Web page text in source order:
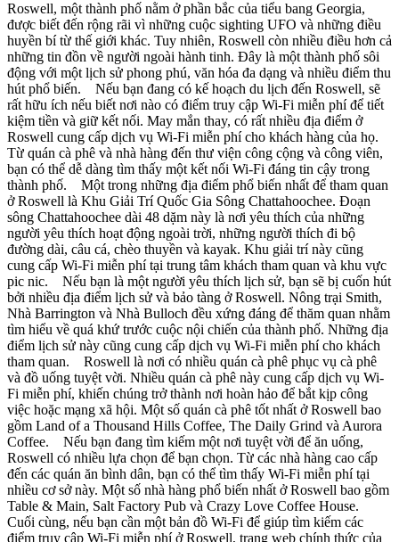
Roswell, một thành phố nằm ở phần bắc của tiểu bang Georgia,
được biết đến rộng rãi vì những cuộc sighting UFO và những điều
huyền bí từ thế giới khác. Tuy nhiên, Roswell còn nhiều điều hơn cả
những tin đồn về người ngoài hành tinh. Đây là một thành phố sôi
động với một lịch sử phong phú, văn hóa đa dạng và nhiều điểm thu
hút phổ biến. Nếu bạn đang có kế hoạch du lịch đến Roswell, sẽ
rất hữu ích nếu biết nơi nào có điểm truy cập Wi-Fi miễn phí để tiết
kiệm tiền và giữ kết nối. May mắn thay, có rất nhiều địa điểm ở
Roswell cung cấp dịch vụ Wi-Fi miễn phí cho khách hàng của họ.
Từ quán cà phê và nhà hàng đến thư viện công cộng và công viên,
bạn có thể dễ dàng tìm thấy một kết nối Wi-Fi đáng tin cậy trong
thành phố. Một trong những địa điểm phổ biến nhất để tham quan
ở Roswell là Khu Giải Trí Quốc Gia Sông Chattahoochee. Đoạn
sông Chattahoochee dài 48 dặm này là nơi yêu thích của những
người yêu thích hoạt động ngoài trời, những người thích đi bộ
đường dài, câu cá, chèo thuyền và kayak. Khu giải trí này cũng
cung cấp Wi-Fi miễn phí tại trung tâm khách tham quan và khu vực
pic nic. Nếu bạn là một người yêu thích lịch sử, bạn sẽ bị cuốn hút
bởi nhiều địa điểm lịch sử và bảo tàng ở Roswell. Nông trại Smith,
Nhà Barrington và Nhà Bulloch đều xứng đáng để thăm quan nhằm
tìm hiểu về quá khứ trước cuộc nội chiến của thành phố. Những địa
điểm lịch sử này cũng cung cấp dịch vụ Wi-Fi miễn phí cho khách
tham quan. Roswell là nơi có nhiều quán cà phê phục vụ cà phê
và đồ uống tuyệt vời. Nhiều quán cà phê này cung cấp dịch vụ Wi-
Fi miễn phí, khiến chúng trở thành nơi hoàn hảo để bắt kịp công
việc hoặc mạng xã hội. Một số quán cà phê tốt nhất ở Roswell bao
gồm Land of a Thousand Hills Coffee, The Daily Grind và Aurora
Coffee. Nếu bạn đang tìm kiếm một nơi tuyệt vời để ăn uống,
Roswell có nhiều lựa chọn để bạn chọn. Từ các nhà hàng cao cấp
đến các quán ăn bình dân, bạn có thể tìm thấy Wi-Fi miễn phí tại
nhiều cơ sở này. Một số nhà hàng phổ biến nhất ở Roswell bao gồm
Table & Main, Salt Factory Pub và Crazy Love Coffee House.
Cuối cùng, nếu bạn cần một bản đồ Wi-Fi để giúp tìm kiếm các
điểm truy cập Wi-Fi miễn phí ở Roswell, trang web chính thức của